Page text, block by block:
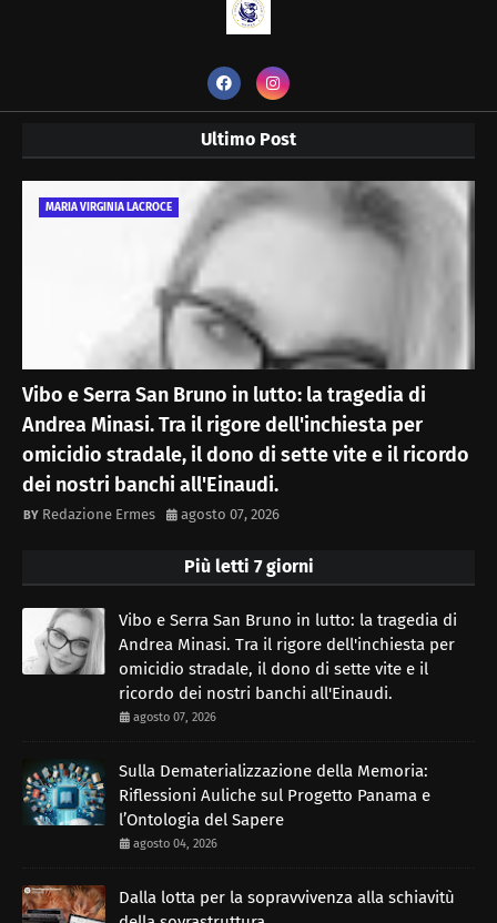
Ultimo Post
MARIA VIRGINIA LACROCE
Vibo e Serra San Bruno in lutto: la tragedia di
Andrea Minasi. Tra il rigore dell'inchiesta per
omicidio stradale, il dono di sette vite e il ricordo
dei nostri banchi all'Einaudi.
Redazione Ermes agosto 07, 2026
Più letti 7 giorni
Vibo e Serra San Bruno in lutto: la tragedia di
Andrea Minasi. Tra il rigore dell'inchiesta per
omicidio stradale, il dono di sette vite e il
ricordo dei nostri banchi all'Einaudi.
agosto 07, 2026
Sulla Dematerializzazione della Memoria:
Riflessioni Auliche sul Progetto Panama e
l’Ontologia del Sapere
agosto 04, 2026
Dalla lotta per la sopravvivenza alla schiavitù